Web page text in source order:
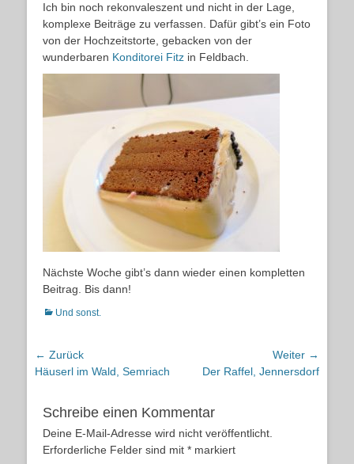
Ich bin noch rekonvaleszent und nicht in der Lage,
komplexe Beiträge zu verfassen. Dafür gibt’s ein Foto
von der Hochzeitstorte, gebacken von der
wunderbaren Konditorei Fitz in Feldbach.
Nächste Woche gibt’s dann wieder einen kompletten
Beitrag. Bis dann!
Kategorien
Und sonst.
Beitragsnavigation
← Zurück
Vorheriger
Häuserl im Wald, Semriach
Weiter →
NächsterDer Raffel, Jennersdorf
Schreibe einen Kommentar
Deine E-Mail-Adresse wird nicht veröffentlicht.
Erforderliche Felder sind mit * markiert